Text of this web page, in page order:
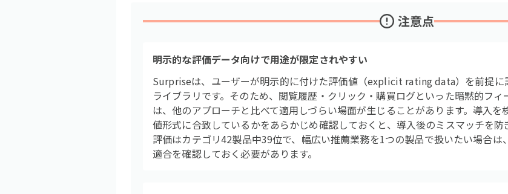
注意点
明示的な評価データ向けで用途が限定されやすい
Surpriseは、ユーザーが明示的に付けた評価値（explicit rating data）を前提
ライブラリです。そのため、閲覧履歴・クリック・購買ログといった暗黙的フ
は、他のアプローチと比べて適用しづらい場面が生じることがあります。導入
値形式に合致しているかをあらかじめ確認しておくと、導入後のミスマッチを
評価はカテゴリ42製品中39位で、幅広い推薦業務を1つの製品で扱いたい場合
適合を確認しておく必要があります。